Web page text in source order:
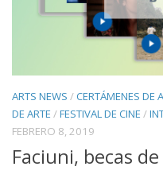
ARTS NEWS /CERTÁMENES DE
DE ARTE /FESTIVAL DE CINE /
FEBRERO 8, 2019
Faciuni, becas